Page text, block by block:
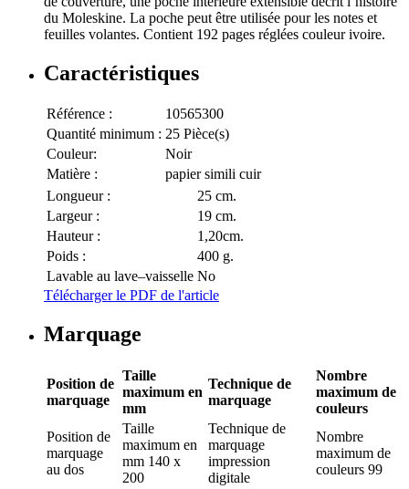
du Moleskine. La poche peut être utilisée pour les notes et
feuilles volantes. Contient 192 pages réglées couleur ivoire.
Caractéristiques
Référence :
10565300
Quantité minimum : 25 Pièce(s)
Couleur:
Noir
Matière :
papier simili cuir
Longueur :
25 cm.
Largeur :
19 cm.
Hauteur :
1,20cm.
Poids :
400 g.
Lavable au lave–vaisselle No
Télécharger le PDF de l'article
Marquage
Position de
marquage
Taille
maximum en
mm
Technique de
marquage
Nombre
maximum de
couleurs
Position de
marquage
au dos
Taille
maximum en
mm 140 x
200
Technique de
marquage
impression
digitale
Nombre
maximum de
couleurs 99